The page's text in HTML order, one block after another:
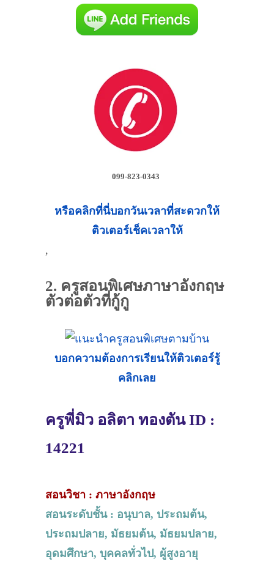
099-823-0343
หรือคลิกที่นี่บอกวันเวลาที่สะดวกให้
ติวเตอร์เช็คเวลาให้
,
2. ครูสอนพิเศษภาษาอังกฤษ
ตัวต่อตัวที่กู้กู
บอกความต้องการเรียนให้ติวเตอร์รู้
คลิกเลย
ครูพี่มิว อลิตา ทองตัน ID :
14221
สอนวิชา : ภาษาอังกฤษ
สอนระดับชั้น : อนุบาล, ประถมต้น,
ประถมปลาย, มัธยมต้น, มัธยมปลาย,
อุดมศึกษา, บุคคลทั่วไป, ผู้สูงอายุ